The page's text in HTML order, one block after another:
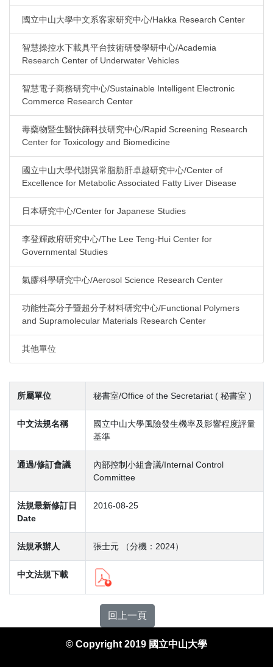
國立中山大學中文系客家研究中心/Hakka Research Center
智慧操控水下載具平台技術研發學研中心/Academia
Research Center of Underwater Vehicles
智慧電子商務研究中心/Sustainable Intelligent Electronic
Commerce Research Center
毒藥物暨生醫快篩科技研究中心/Rapid Screening Research
Center for Toxicology and Biomedicine
國立中山大學代謝異常脂肪肝卓越研究中心/Center of
Excellence for Metabolic Associated Fatty Liver Disease
日本研究中心/Center for Japanese Studies
李登輝政府研究中心/The Lee Teng-Hui Center for
Governmental Studies
氣膠科學研究中心/Aerosol Science Research Center
功能性高分子暨超分子材料研究中心/Functional Polymers
and Supramolecular Materials Research Center
其他單位
所屬單位 秘書室/Office of the Secretariat ( 秘書室 )
中文法規名稱
國立中山大學風險發生機率及影響程度評量
基準
通過/修訂會議
內部控制小組會議/Internal Control
Committee
法規最新修訂日
Date
2016-08-25
法規承辦人 張士元 （分機：2024）
中文法規下載
回上一頁
© Copyright 2019 國立中山大學